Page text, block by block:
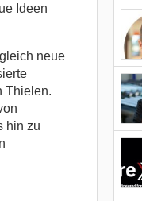
Ideen
neue
Thielen.
hin zu